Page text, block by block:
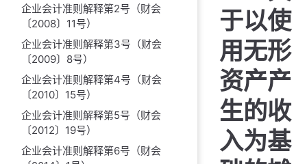
企业会计准则解释第2号（财会
〔2008〕11号）
企业会计准则解释第3号（财会
〔2009〕8号）
企业会计准则解释第4号（财会
〔2010〕15号）
企业会计准则解释第5号（财会
〔2012〕19号）
企业会计准则解释第6号（财会
于以使
用无形
资产产
生的收
入为基